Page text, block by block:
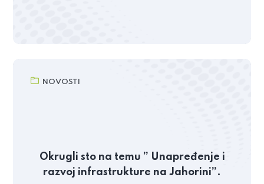
NOVOSTI
Okrugli sto na temu ” Unapređenje i
razvoj infrastrukture na Jahorini”.